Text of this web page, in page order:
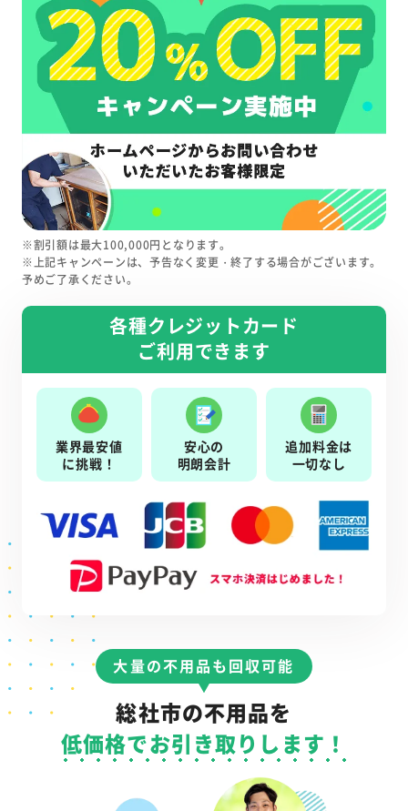
※割引額は最大100,000円となります。
※上記キャンペーンは、予告なく変更・終了する場合がございます。
予めご了承ください。
各種クレジットカード
ご利用できます
業界最安値
に挑戦！
安心の
明朗会計
追加料金は
一切なし
大量の不用品も回収可能
総社市の不用品を
低価格でお引き取りします！